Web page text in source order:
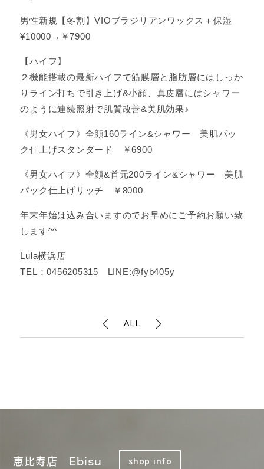
男性新規【冬割】VIOブラジリアンワックス＋保湿
¥10000→￥7900
【ハイフ】
２機能搭載の最新ハイフで筋膜層と脂肪層にはしっか
りライン打ちで引き上げ&小顔、真皮層にはシャワー
のように連続照射で肌質改善&美肌効果♪
《男女ハイフ》全顔160ライン&シャワー 美肌パッ
ク仕上げスタンダード ￥6900
《男女ハイフ》全顔&首元200ライン&シャワー 美肌
パック仕上げリッチ ￥8000
年末年始は込み合いますのでお早めにご予約お願い致
します^^
Lula横浜店
TEL：0456205315 LINE:@fyb405y
ALL
恵比寿店 Ebisu shop info